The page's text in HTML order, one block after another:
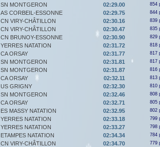
SN MONTGERON 02:29.00 854
AS CORBEIL-ESSONNE 02:29.75 844
CN VIRY-CHÂTILLON 02:30.16 839
CN VIRY-CHÂTILLON 02:30.47 835
CN BRUNOY-ESSONNE 02:30.90 829
YERRES NATATION 02:31.72 818
CA ORSAY 02:31.77 817
SN MONTGERON 02:31.81 817
SN MONTGERON 02:31.87 816
CA ORSAY 02:32.11 813
US GRIGNY 02:32.30 810
SN MONTGERON 02:32.46 808
CA ORSAY 02:32.71 805
ES MASSY NATATION 02:32.95 802
YERRES NATATION 02:33.18 799
YERRES NATATION 02:33.27 798
ETAMPES NATATION 02:34.34 784
CN VIRY-CHÂTILLON 02:34.70 779